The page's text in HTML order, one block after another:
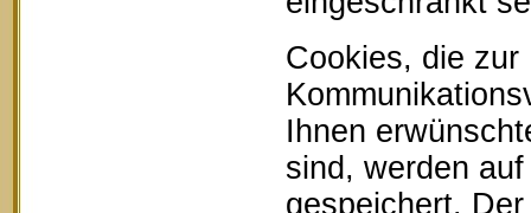
Cookies, die zur
Ihnen
sind, werden
gespeichert.